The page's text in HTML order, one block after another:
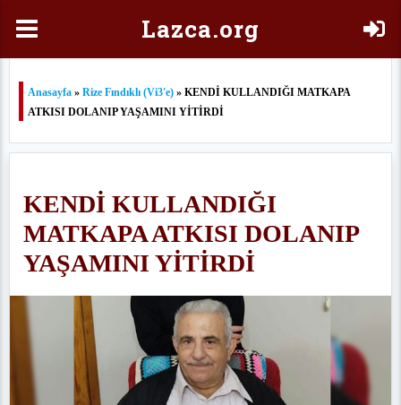
Lazca.org
Anasayfa » Rize Fındıklı (Vi3'e) » KENDİ KULLANDIĞI MATKAPA
ATKISI DOLANIP YAŞAMINI YİTİRDİ
KENDİ KULLANDIĞI
MATKAPA ATKISI DOLANIP
YAŞAMINI YİTİRDİ